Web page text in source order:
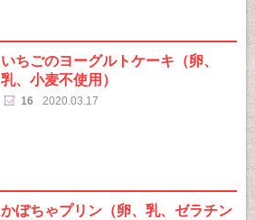
いちごのヨーグルトケーキ（卵、
乳、小麦不使用）
16 2020.03.17
かぼちゃプリン（卵、乳、ゼラチン